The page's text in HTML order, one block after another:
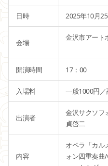
日時 2025年10月25
会場
金沢市アート
開演時間 17：00
入場料 一般1000円
出演者
金沢サクソフ
貞啓二
内容
オペラ「カル
ォン四重奏曲